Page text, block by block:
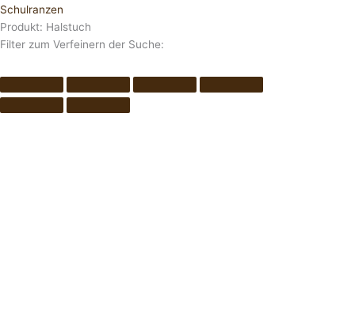
Schulranzen
Produkt: Halstuch
Filter zum Verfeinern der Suche: